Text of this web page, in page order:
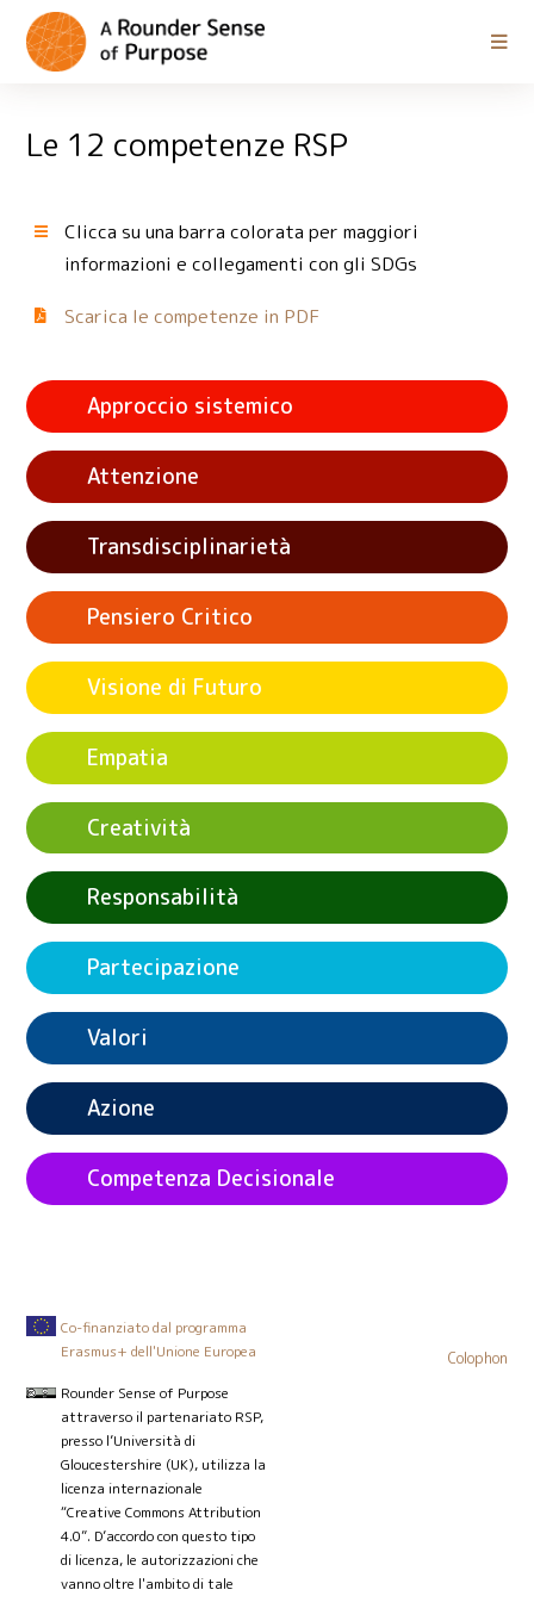
Le 12 competenze RSP
Clicca su una barra colorata per maggiori
informazioni e collegamenti con gli SDGs
Scarica le competenze in PDF
Approccio sistemico
Attenzione
Transdisciplinarietà
Pensiero Critico
Visione di Futuro
Empatia
Creatività
Responsabilità
Partecipazione
Valori
Azione
Competenza Decisionale
Co-finanziato dal programma
Erasmus+ dell'Unione Europea
Rounder Sense of Purpose
attraverso il partenariato RSP,
presso l’Università di
Gloucestershire (UK), utilizza la
licenza internazionale
“Creative Commons Attribution
4.0”. D’accordo con questo tipo
di licenza, le autorizzazioni che
vanno oltre l'ambito di tale
Colophon